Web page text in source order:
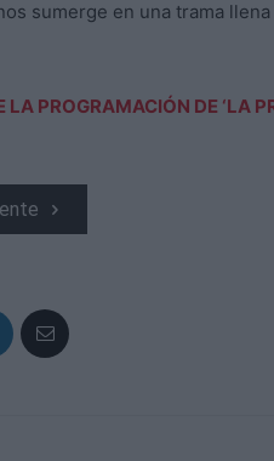
sumerge en una trama llena
PROGRAMACIÓN DE ‘LA